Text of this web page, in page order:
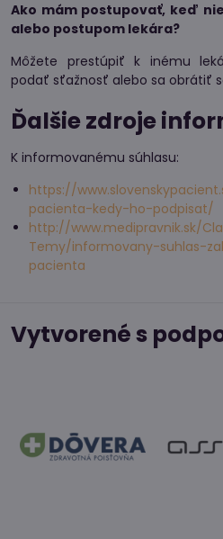
Ako mám postupovať, keď
alebo postupom lekára?
Môžete prestúpiť k inému
podať sťažnosť alebo sa obrátiť
Ďalšie zdroje
K informovanému súhlasu:
https://
pacienta-kedy-ho-podpisat/
http://www.medipravnik.sk/
Temy/informovany-suhlas-
pacienta
Vytvorené s